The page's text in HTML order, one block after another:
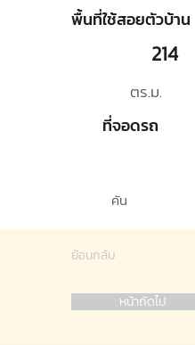
พื้นที่ใช้สอยตัวบ้าน
214
ตร.ม.
ที่จอดรถ
คัน
ย้อนกลับ
หน้าถัดไป